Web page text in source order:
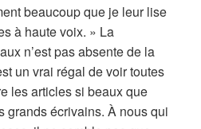
beaucoup que je leur lise
à haute voix. » La
n’est pas absente de la
un vrai régal de voir toutes
les articles si beaux que
grands écrivains. À nous qui